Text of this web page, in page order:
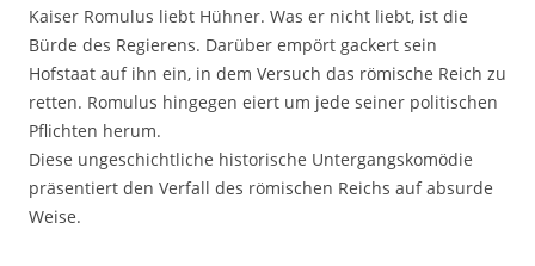
Kaiser Romulus liebt Hühner. Was er nicht liebt, ist die
Bürde des Regierens. Darüber empört gackert sein
Hofstaat auf ihn ein, in dem Versuch das römische Reich zu
retten. Romulus hingegen eiert um jede seiner politischen
Pflichten herum.
Diese ungeschichtliche historische Untergangskomödie
präsentiert den Verfall des römischen Reichs auf absurde
Weise.